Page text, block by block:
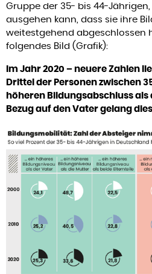
Gruppe der 35- bis 44-
ausgehen kann, dass sie ihre
weitestgehend abgeschlossen
folgendes Bild (Grafik):
Im Jahr 2020 – neuere Zahlen
Drittel der Personen zwischen
höheren Bildungsabschluss
Bezug auf den Vater gelang